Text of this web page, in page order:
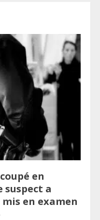
en
suspect a
en examen